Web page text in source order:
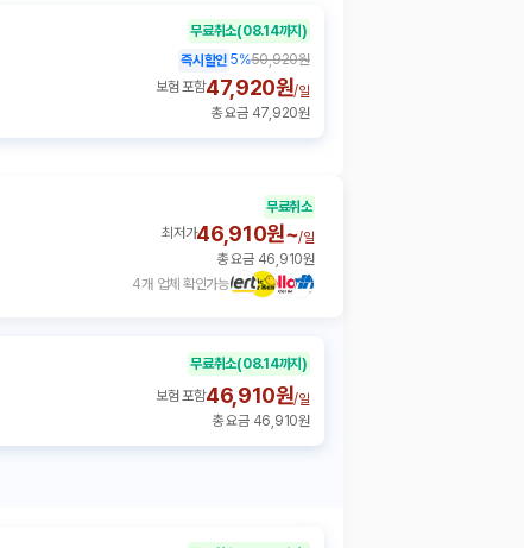
무료취소(08.14까지)
즉시할인 5%50,920원
보험 포함47,920원/일
총 요금 47,920원
4개 업체 확인가능
무료취소
최저가46,910원~/일
총 요금 46,910원
무료취소(08.14까지)
보험 포함46,910원/일
총 요금 46,910원